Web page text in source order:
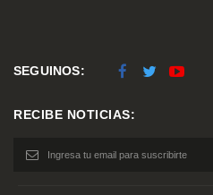
SEGUINOS:
RECIBE NOTICIAS: